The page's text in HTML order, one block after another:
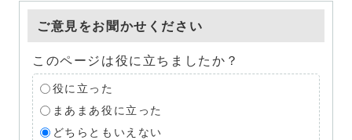
ご意見をお聞かせください
このページは役に立ちましたか？
役に立った
まあまあ役に立った
どちらともいえない